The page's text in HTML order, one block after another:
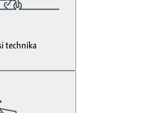
technika